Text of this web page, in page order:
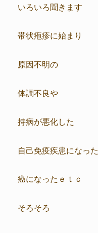
いろいろ聞きます
帯状疱疹に始まり
原因不明の
体調不良や
持病が悪化した
自己免疫疾患になった
癌になったｅｔｃ
そろそろ